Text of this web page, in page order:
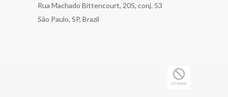
Rua Machado Bittencourt, 205, conj. 53
São Paulo, SP, Brazil